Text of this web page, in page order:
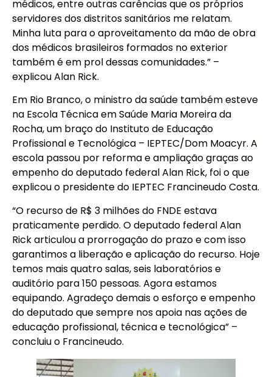
médicos, entre outras carências que os próprios
servidores dos distritos sanitários me relatam.
Minha luta para o aproveitamento da mão de obra
dos médicos brasileiros formados no exterior
também é em prol dessas comunidades.” –
explicou Alan Rick.
Em Rio Branco, o ministro da saúde também esteve
na Escola Técnica em Saúde Maria Moreira da
Rocha, um braço do Instituto de Educação
Profissional e Tecnológica – IEPTEC/Dom Moacyr. A
escola passou por reforma e ampliação graças ao
empenho do deputado federal Alan Rick, foi o que
explicou o presidente do IEPTEC Francineudo Costa.
“O recurso de R$ 3 milhões do FNDE estava
praticamente perdido. O deputado federal Alan
Rick articulou a prorrogação do prazo e com isso
garantimos a liberação e aplicação do recurso. Hoje
temos mais quatro salas, seis laboratórios e
auditório para 150 pessoas. Agora estamos
equipando. Agradeço demais o esforço e empenho
do deputado que sempre nos apoia nas ações de
educação profissional, técnica e tecnológica” –
concluiu o Francineudo.